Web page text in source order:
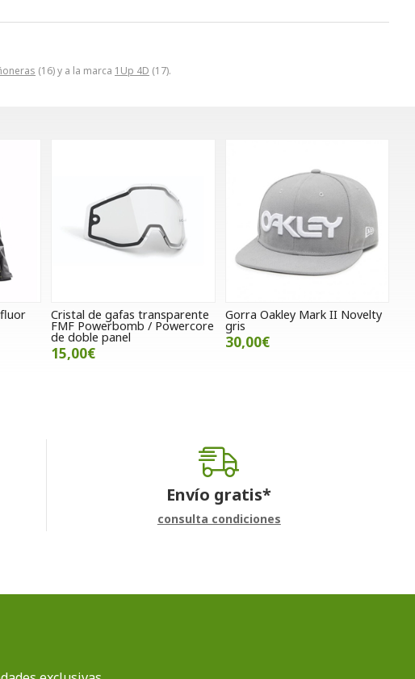
(16) y a la marca 1Up 4D (17).
Cristal de gafas transparente
FMF Powerbomb / Powercore
de doble panel
15,00€
Gorra Oakley Mark II Novelty
gris
30,00€
Envío gratis*
consulta condiciones